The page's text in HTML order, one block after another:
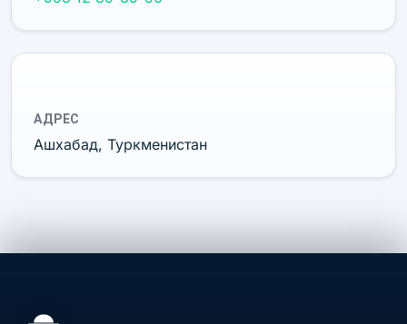
АДРЕС
Ашхабад, Туркменистан